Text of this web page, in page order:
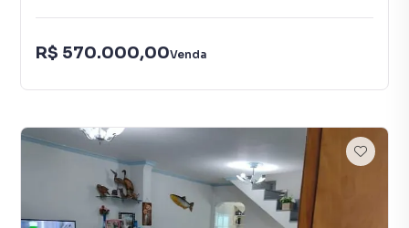
R$ 570.000,00Venda